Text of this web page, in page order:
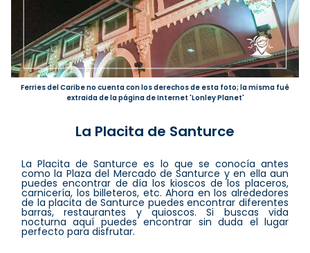
Ferries del Caribe no cuenta con los derechos de esta foto; la misma fué
extraida de la página de Internet 'Lonley Planet'
La Placita de Santurce
La Placita de Santurce es lo que se conocía antes
como la Plaza del Mercado de Santurce y en ella aun
puedes encontrar de día los kioscos de los placeros,
carnicería, los billeteros, etc. Ahora en los alrededores
de la placita de Santurce puedes encontrar diferentes
barras, restaurantes y quioscos. Si buscas vida
nocturna aquí puedes encontrar sin duda el lugar
perfecto para disfrutar.